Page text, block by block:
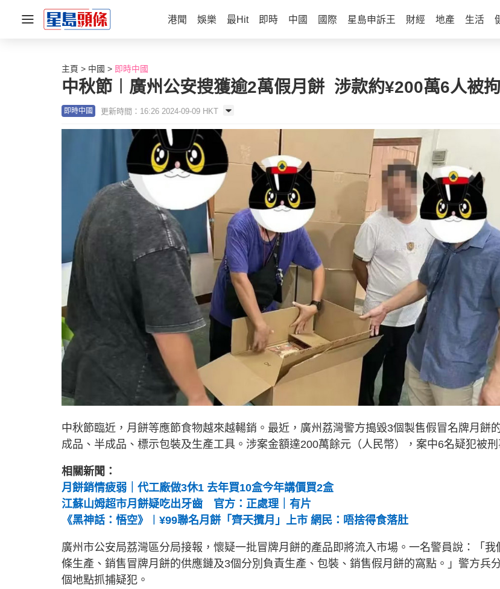
港聞 娛樂 最Hit 即時 中國 國際 星島申訴王 財經 地產 生活
主頁 中國 即時中國
中秋節︱廣州公安搜獲逾2萬假月餅 涉款約¥200萬6人被拘
即時中國 更新時間：16:26 2024-09-09 HKT
中秋節臨近，月餅等應節食物越來越輰銷。最近，廣州荔灣警方搗毀3個製售假冒名牌月餅
成品、半成品、標示包裝及生產工具。涉案金額達200萬餘元（人民幣），案中6名疑犯被刑
相關新聞：
月餅銷情疲弱｜代工廠做3休1 去年買10盒今年講價買2盒
江蘇山姆超市月餅疑吃出牙齒 官方：正處理｜有片
《黑神話：悟空》︱¥99聯名月餅「齊天攬月」上市 網民：唔捨得食落肚
廣州市公安局荔灣區分局接報，懷疑一批冒牌月餅的產品即將流入市場。一名警員說：「我
條生產、銷售冒牌月餅的供應鏈及3個分別負責生產、包裝、銷售假月餅的窩點。」警方兵
個地點抓捕疑犯。